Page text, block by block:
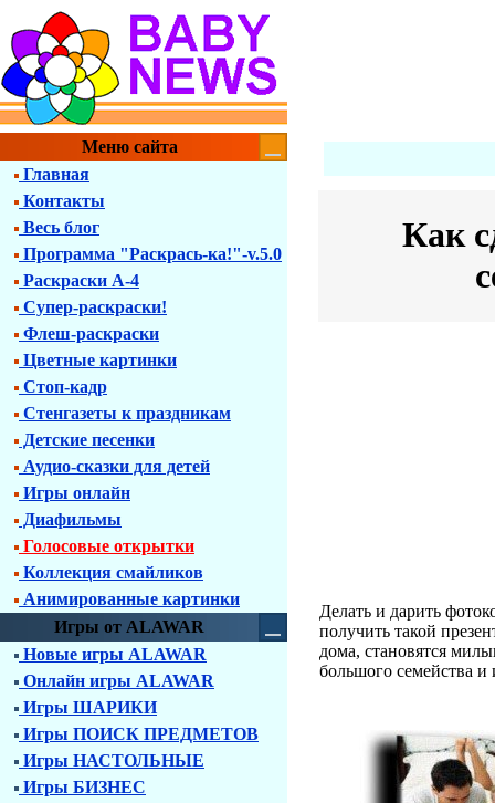
Меню сайта
Главная
Контакты
Весь блог
Программа "Раскрась-ка!"-v.5.0
Раскраски А-4
Супер-раскраски!
Флеш-раскраски
Цветные картинки
Стоп-кадр
Стенгазеты к праздникам
Детские песенки
Аудио-сказки для детей
Игры онлайн
Диафильмы
Голосовые открытки
Коллекция смайликов
Анимированные картинки
Игры от ALAWAR
Новые игры ALAWAR
Онлайн игры ALAWAR
Игры ШАРИКИ
Игры ПОИСК ПРЕДМЕТОВ
Игры НАСТОЛЬНЫЕ
Игры БИЗНЕС
Как
Делать и дарить
получить такой
дома, становятся
большого семейства